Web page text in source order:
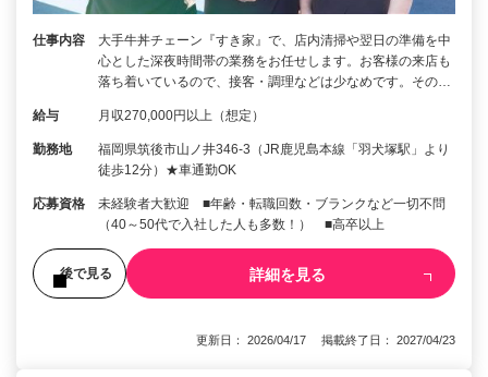
仕事内容
大手牛丼チェーン『すき家』で、店内清掃や翌日の準備を中
心とした深夜時間帯の業務をお任せします。お客様の来店も
落ち着いているので、接客・調理などは少なめです。その…
給与 月収270,000円以上（想定）
勤務地
福岡県筑後市山ノ井346-3（JR鹿児島本線「羽犬塚駅」より
徒歩12分）★車通勤OK
応募資格
未経験者大歓迎 ■年齢・転職回数・ブランクなど一切不問
（40～50代で入社した人も多数！） ■高卒以上
後で見る 詳細を見る
更新日： 2026/04/17 掲載終了日： 2027/04/23